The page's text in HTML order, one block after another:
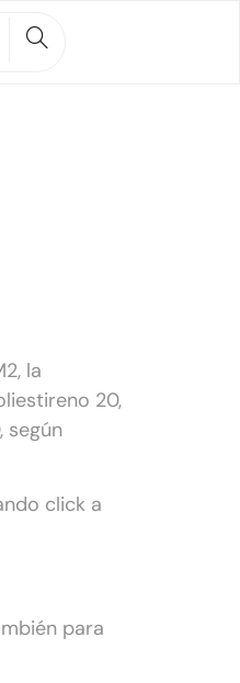
la
20,
según
click a
para